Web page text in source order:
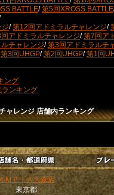
BATTLE/第5回XROSS BATTLE
/第12回アドミラルチャレンジ/
アドミラルチャレンジ/第7回ア
チャレンジ/第3回アドミラルチ
第3回UHGP/第2回UHGP/第1回
ング
ランキング
ャレンジ店舗内ランキング
ＭＰＩＡ大森店
東京都